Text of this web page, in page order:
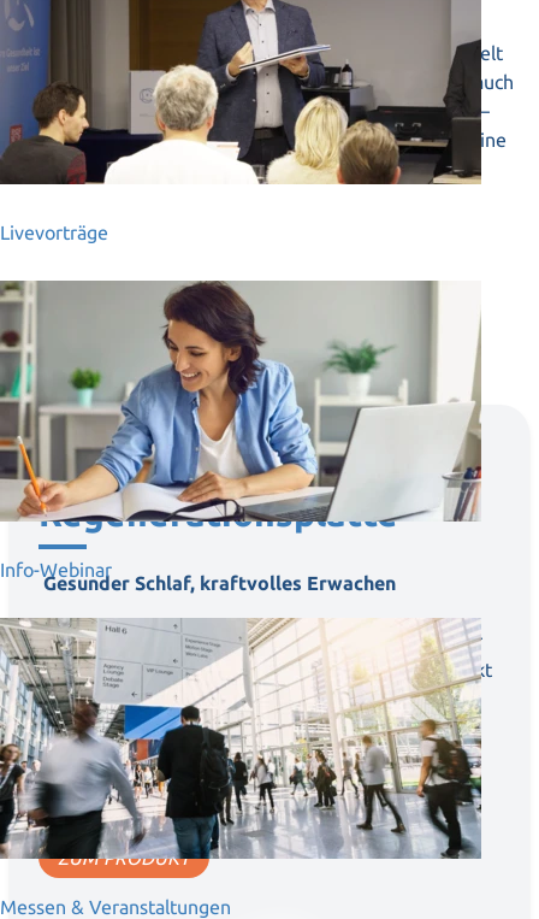
Livevorträge
Info-Webinar
Messen & Veranstaltungen
Das ReVital ist ein Multitalent. Ursprünglich entwickelt
für biophysikalische Anwendung, bereichert es jetzt auch
Ihren Alltag. Ob Kleidung, Schuhe oder Kosmetika –
geben Sie all Ihren Gegenständen mit dem ReVital eine
neue, positive Energie.
QI QUANT
Regenerationsplatte
Gesunder Schlaf, kraftvolles Erwachen
Verwandeln Sie Ihren Schlafplatz in eine Quelle der
Erholung. Die Qi Quant Regenerationsplatte schenkt
Ihnen jeden Abend einen Rückzugsort, um einen
heilsamen und regenerativen Schlaf zu genießen.
€ 1.490,–
inkl. MwSt. zzgl. Versand
ZUM PRODUKT